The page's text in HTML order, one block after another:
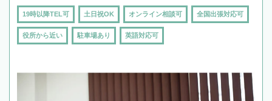
19時以降TEL可 土日祝OK オンライン相談可 全国出張対応可
役所から近い 駐車場あり 英語対応可